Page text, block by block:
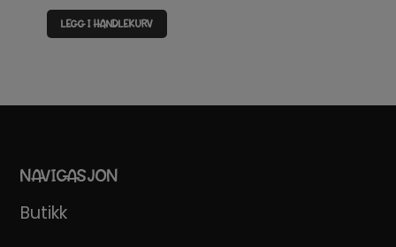
LEGG I HANDLEKURV
NAVIGASJON
Butikk